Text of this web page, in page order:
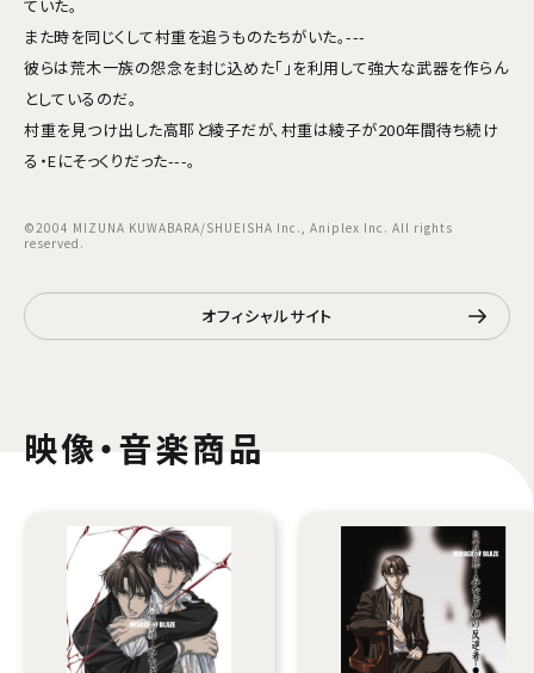
ていた。
また時を同じくして村重を追うものたちがいた。---
彼らは荒木一族の怨念を封じ込めた「」を利用して強大な武器を作らん
としているのだ。
村重を見つけ出した高耶と綾子だが、村重は綾子が200年間待ち続け
る・Eにそっくりだった---。
©2004 MIZUNA KUWABARA/SHUEISHA Inc., Aniplex Inc. All rights
reserved.
オフィシャルサイト
映像・音楽商品